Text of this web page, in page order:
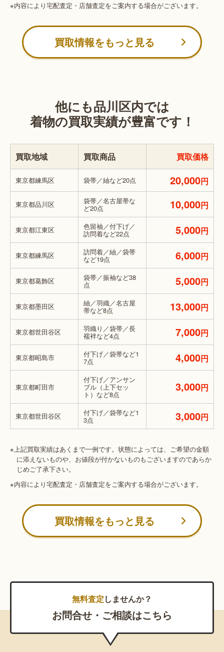
※内容により宅配査定・店舗査定をご案内する場合がございます。
買取情報をもっと見る
他にも品川区内では
着物の買取実績が豊富です！
買取地域 買取商品 買取価格
東京都練馬区 袋帯／紬など20点 20,000円
東京都品川区 袋帯／名古屋帯な
ど20点 10,000円
東京都江東区 色留袖／付下げ／
訪問着など22点 5,000円
東京都練馬区 訪問着／紬／袋帯
など19点 6,000円
東京都葛飾区 袋帯／振袖など38
点 5,000円
東京都墨田区 紬／羽織／名古屋
帯など8点 13,000円
東京都世田谷区 羽織り／袋帯／長
襦袢など4点 7,000円
東京都昭島市 付下げ／袋帯など1
7点 4,000円
東京都町田市
付下げ／アンサン
ブル（上下セッ
ト）など8点
3,000円
東京都世田谷区 付下げ／袋帯など1
3点 3,000円
※上記買取実績はあくまで一例です。状態によっては、ご希望の金額
に添えないものや、お値段が付かないものもございますのであらか
じめご了承下さい。
※内容により宅配査定・店舗査定をご案内する場合がございます。
買取情報をもっと見る
無料査定しませんか？
お問合せ・ご相談はこちら